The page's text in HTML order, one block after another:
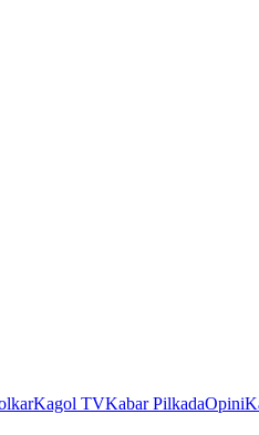
Kagol TVKabar PilkadaOpini